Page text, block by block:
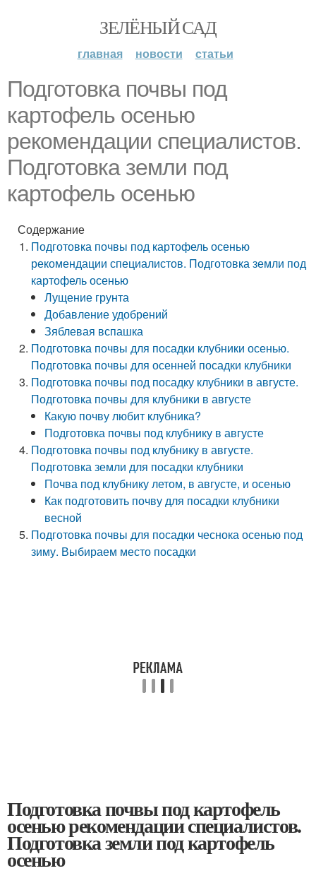
ЗЕЛЁНЫЙ САД
главная новости статьи
Подготовка почвы под
картофель осенью
рекомендации специалистов.
Подготовка земли под
картофель осенью
Содержание
Подготовка почвы под картофель осенью
рекомендации специалистов. Подготовка земли под
картофель осенью
Лущение грунта
Добавление удобрений
Зяблевая вспашка
Подготовка почвы для посадки клубники осенью.
Подготовка почвы для осенней посадки клубники
Подготовка почвы под посадку клубники в августе.
Подготовка почвы для клубники в августе
Какую почву любит клубника?
Подготовка почвы под клубнику в августе
Подготовка почвы под клубнику в августе.
Подготовка земли для посадки клубники
Почва под клубнику летом, в августе, и осенью
Как подготовить почву для посадки клубники
весной
Подготовка почвы для посадки чеснока осенью под
зиму. Выбираем место посадки
Подготовка почвы под картофель
осенью рекомендации специалистов.
Подготовка земли под картофель
осенью